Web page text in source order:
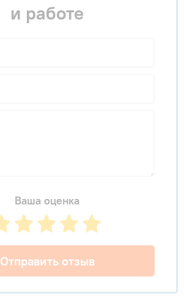
и работе
Ваша оценка
Отправить отзыв